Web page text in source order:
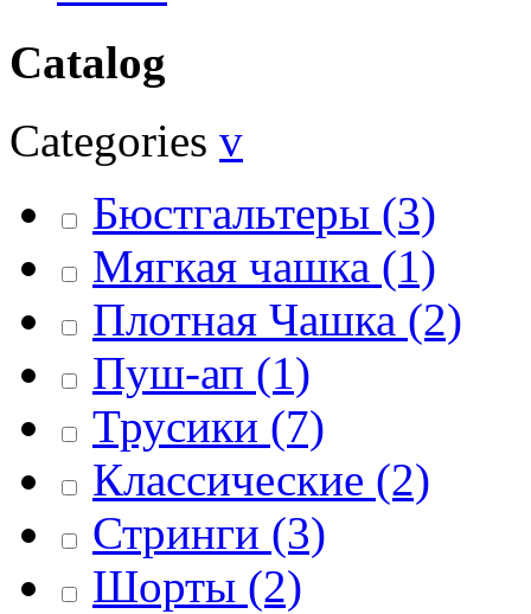
Catalog
Categories v
Бюстгальтеры (3)
Мягкая чашка (1)
Плотная Чашка (2)
Пуш-ап (1)
Трусики (7)
Классические (2)
Стринги (3)
Шорты (2)